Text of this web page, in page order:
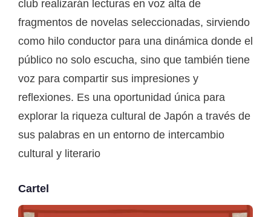
club realizarán lecturas en voz alta de
fragmentos de novelas seleccionadas, sirviendo
como hilo conductor para una dinámica donde el
público no solo escucha, sino que también tiene
voz para compartir sus impresiones y
reflexiones. Es una oportunidad única para
explorar la riqueza cultural de Japón a través de
sus palabras en un entorno de intercambio
cultural y literario
Cartel